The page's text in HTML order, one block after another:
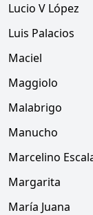
Lucio V López
Luis Palacios
Maciel
Maggiolo
Malabrigo
Manucho
Marcelino
Margarita
María Juana